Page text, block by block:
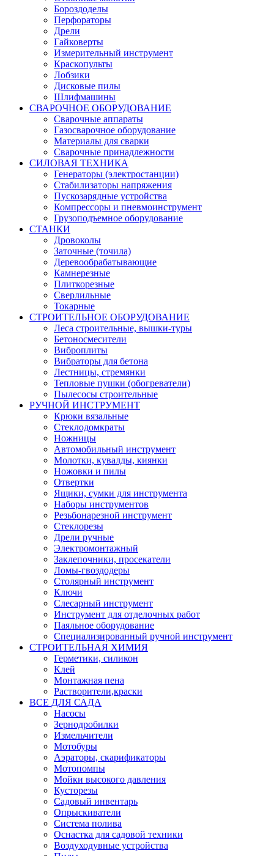
Бороздоделы
Перфораторы
Дрели
Гайковерты
Измерительный инструмент
Краскопульты
Лобзики
Дисковые пилы
Шлифмашины
СВАРОЧНОЕ ОБОРУДОВАНИЕ
Сварочные аппараты
Газосварочное оборудование
Материалы для сварки
Сварочные принадлежности
СИЛОВАЯ ТЕХНИКА
Генераторы (электростанции)
Стабилизаторы напряжения
Пускозарядные устройства
Компрессоры и пневмоинструмент
Грузоподъемное оборудование
СТАНКИ
Дровоколы
Заточные (точила)
Деревообрабатывающие
Камнерезные
Плиткорезные
Сверлильные
Токарные
СТРОИТЕЛЬНОЕ ОБОРУДОВАНИЕ
Леса строительные, вышки-туры
Бетоносмесители
Виброплиты
Вибраторы для бетона
Лестницы, стремянки
Тепловые пушки (обогреватели)
Пылесосы строительные
РУЧНОЙ ИНСТРУМЕНТ
Крюки вязальные
Стеклодомкраты
Ножницы
Автомобильный инструмент
Молотки, кувалды, киянки
Ножовки и пилы
Отвертки
Ящики, сумки для инструмента
Наборы инструментов
Резьбонарезной инструмент
Стеклорезы
Дрели ручные
Электромонтажный
Заклепочники, просекатели
Ломы-гвоздодеры
Столярный инструмент
Ключи
Слесарный инструмент
Инструмент для отделочных работ
Паяльное оборудование
Специализированный ручной инструмент
СТРОИТЕЛЬНАЯ ХИМИЯ
Герметики, силикон
Клей
Монтажная пена
Растворители,краски
ВСЕ ДЛЯ САДА
Насосы
Зернодробилки
Измельчители
Мотобуры
Аэраторы, скарификаторы
Мотопомпы
Мойки высокого давления
Кусторезы
Садовый инвентарь
Опрыскиватели
Система полива
Оснастка для садовой техники
Воздуходувные устройства